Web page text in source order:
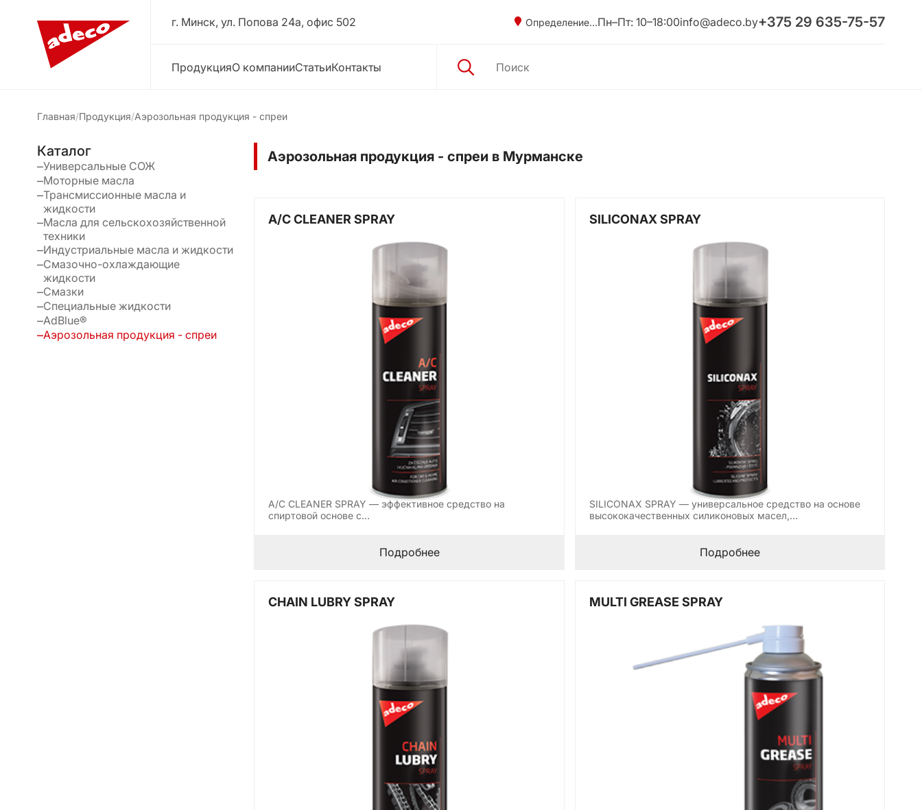
г. Минск, ул. Попова 24a, офис 502 Определение...Пн–Пт: 10–18:00info@adeco.by+375 29 635-75-57
ПродукцияО компанииСтатьиКонтакты
Главная Продукция Аэрозольная продукция - спреи
Каталог
Универсальные СОЖ
Моторные масла
Трансмиссионные масла и
жидкости
Масла для сельскохозяйственной
техники
Индустриальные масла и жидкости
Смазочно-охлаждающие
жидкости
Смазки
Специальные жидкости
AdBlue®
Аэрозольная продукция - спреи
Аэрозольная продукция - спреи в Мурманске
A/C CLEANER SPRAY
A/C CLEANER SPRAY — эффективное средство на
спиртовой основе с…
Подробнее
SILICONAX SPRAY
SILICONAX SPRAY — универсальное средство на основе
высококачественных силиконовых масел,…
Подробнее
CHAIN LUBRY SPRAY MULTI GREASE SPRAY